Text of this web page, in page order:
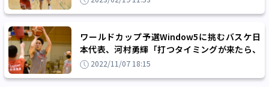
ワールドカップ予選Window5に挑むバスケ日
本代表、河村勇輝「打つタイミングが来たら、
思いっきりスコアリングしていきたい」
2022/11/07 18:15